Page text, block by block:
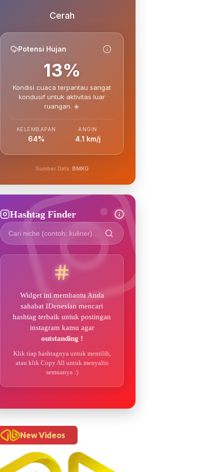
Cerah
Potensi Hujan
13%
Kondisi cuaca terpantau sangat
kondusif untuk aktivitas luar
ruangan. ☀️
KELEMBAPAN
64%
ANGIN
4.1 km/j
Sumber Data: BMKG
Hashtag Finder
Widget ini membantu Anda
sahabat IDenesian mencari
hashtag terbaik untuk postingan
instagram kamu agar
outstanding !
Klik tiap hashtagnya untuk memilih,
atau klik Copy All untuk menyalin
semuanya :)
New Videos